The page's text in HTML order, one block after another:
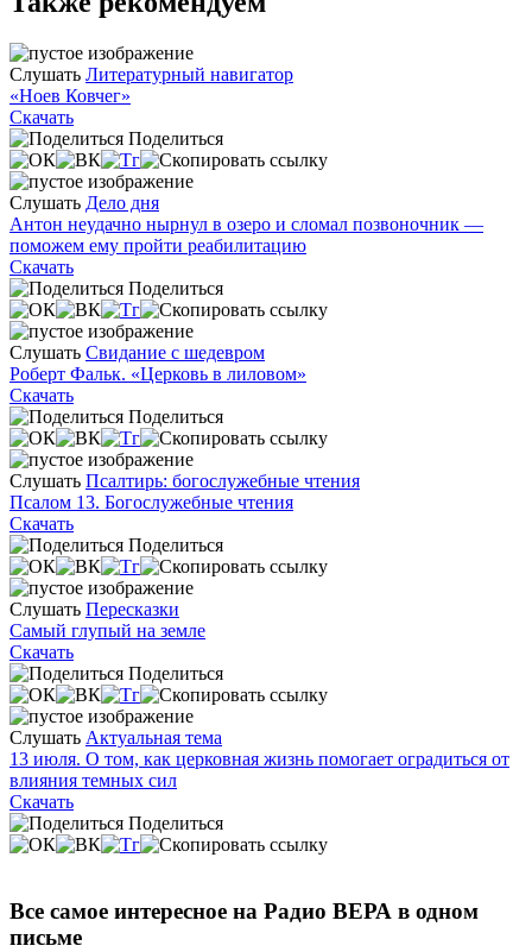
Слушать Литературный навигатор
«Ноев Ковчег»
Скачать
Поделиться
Слушать Дело дня
Антон неудачно нырнул в озеро и сломал позвоночник —
поможем ему пройти реабилитацию
Скачать
Поделиться
Слушать Свидание с шедевром
Роберт Фальк. «Церковь в лиловом»
Скачать
Поделиться
Слушать Псалтирь: богослужебные чтения
Псалом 13. Богослужебные чтения
Скачать
Поделиться
Слушать Пересказки
Самый глупый на земле
Скачать
Поделиться
Слушать Актуальная тема
13 июля. О том, как церковная жизнь помогает оградиться от
влияния темных сил
Скачать
Поделиться
Все самое интересное на Радио ВЕРА в одном
письме